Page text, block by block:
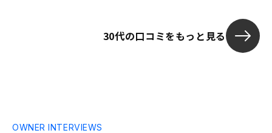
れしいです。
30代の口コミをもっと見る
OWNER INTERVIEWS